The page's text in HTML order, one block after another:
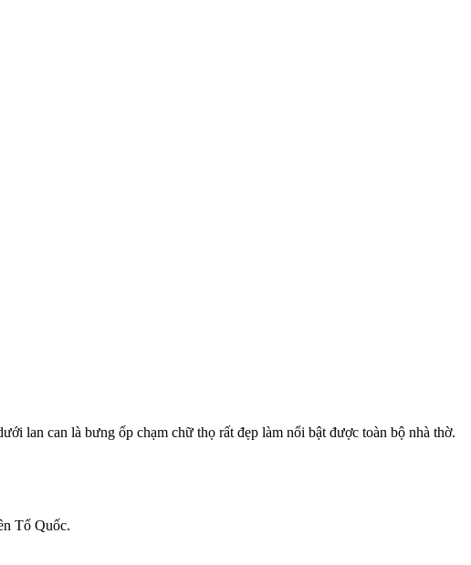
lan can là bưng ốp chạm chữ thọ rất đẹp làm nổi bật được toàn bộ nhà thờ.
Tổ Quốc.